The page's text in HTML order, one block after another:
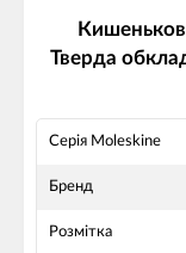
Тверда
Серія Moleskine
Бренд
Розмітка